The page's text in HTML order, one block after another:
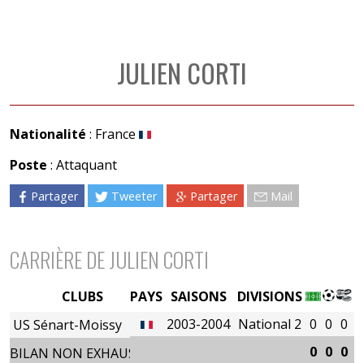
JULIEN CORTI
Nationalité : France
Poste : Attaquant
Partager Tweeter Partager Mail
CARRIÈRE DE JULIEN CORTI
PAYS SAISONS
DIVISIONS
2003-2004 National 2 0 0 0
0 0 0
CLUBS
US Sénart-Moissy
BILAN NON EXHAUSTIF